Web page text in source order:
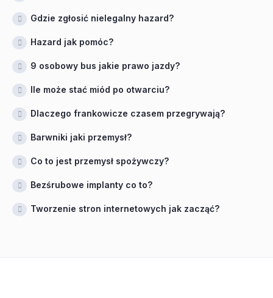
Gdzie zgłosić nielegalny hazard?
Hazard jak pomóc?
9 osobowy bus jakie prawo jazdy?
Ile może stać miód po otwarciu?
Dlaczego frankowicze czasem przegrywają?
Barwniki jaki przemysł?
Co to jest przemysł spożywczy?
Bezśrubowe implanty co to?
Tworzenie stron internetowych jak zacząć?